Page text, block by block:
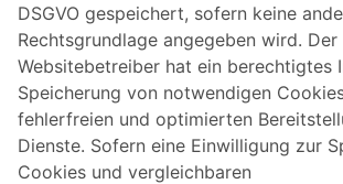
DSGVO gespeichert, sofern keine
Rechtsgrundlage angegeben wird. Der
Websitebetreiber hat ein berechtigtes
Speicherung von notwendigen
fehlerfreien und optimierten
Dienste. Sofern eine Einwilligung zur
Cookies und vergleichbaren